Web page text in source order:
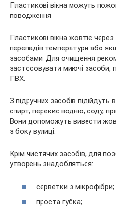
Пластикові вікна можуть
поводження
Пластикові вікна жовтіє через
перепадів температури або
засобами. Для очищення
застосовувати миючі засоби,
ПВХ.
З підручних засобів підійдуть
спирт, перекис водню, соду,
Вони допоможуть вивести
з боку вулиці.
Крім чистячих засобів, для
утворень знадобляться:
серветки з мікрофібри;
проста губка;